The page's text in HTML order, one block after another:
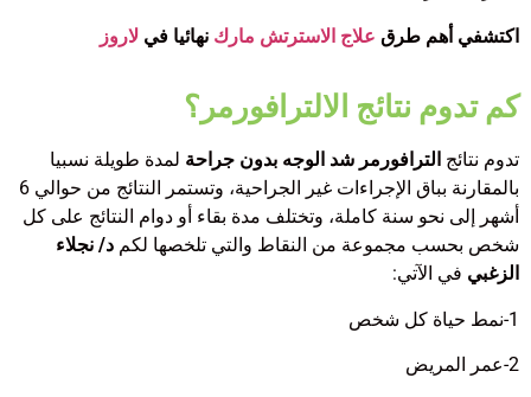
اكتشفي أهم طرق علاج الاسترتش مارك نهائيا في لاروز
كم تدوم نتائج الالترافورمر؟
تدوم نتائج الترافورمر شد الوجه بدون جراحة لمدة طويلة نسبيا
بالمقارنة بباق الإجراءات غير الجراحية، وتستمر النتائج من حوالي 6
أشهر إلى نحو سنة كاملة، وتختلف مدة بقاء أو دوام النتائج على كل
شخص بحسب مجموعة من النقاط والتي تلخصها لكم د/ نجلاء
الزغبي في الآتي:
1-نمط حياة كل شخص
2-عمر المريض